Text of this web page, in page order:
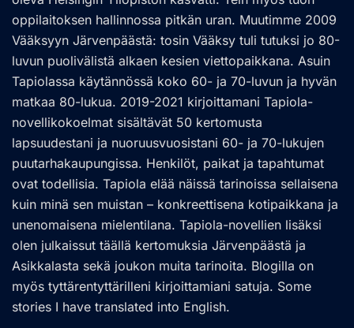
oppilaitoksen hallinnossa pitkän uran. Muutimme 2009
Vääksyyn Järvenpäästä: tosin Vääksy tuli tutuksi jo 80-
luvun puolivälistä alkaen kesien viettopaikkana. Asuin
Tapiolassa käytännössä koko 60- ja 70-luvun ja hyvän
matkaa 80-lukua. 2019-2021 kirjoittamani Tapiola-
novellikokoelmat sisältävät 50 kertomusta
lapsuudestani ja nuoruusvuosistani 60- ja 70-lukujen
puutarhakaupungissa. Henkilöt, paikat ja tapahtumat
ovat todellisia. Tapiola elää näissä tarinoissa sellaisena
kuin minä sen muistan – konkreettisena kotipaikkana ja
unenomaisena mielentilana. Tapiola-novellien lisäksi
olen julkaissut täällä kertomuksia Järvenpäästä ja
Asikkalasta sekä joukon muita tarinoita. Blogilla on
myös tyttärentyttärilleni kirjoittamiani satuja. Some
stories I have translated into English.